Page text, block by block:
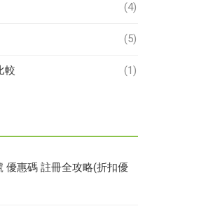
(4)
(5)
較 (1)
優惠碼 註冊全攻略(折扣優